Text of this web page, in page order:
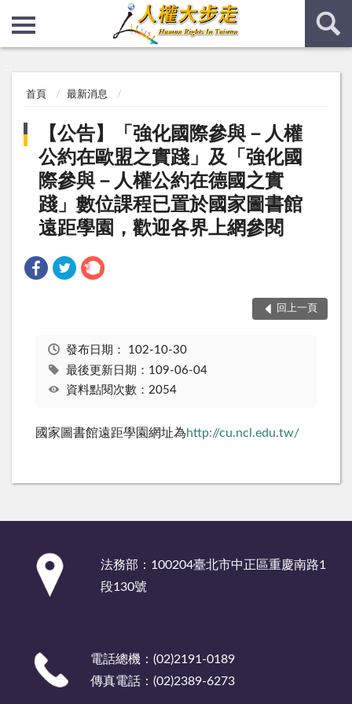
首頁 最新消息
【公告】「強化國際參與－人權
公約在歐盟之實踐」及「強化國
際參與－人權公約在德國之實
踐」數位課程已置於國家圖書館
遠距學園，歡迎各界上網參閱
回上一頁
發布日期： 102-10-30
最後更新日期：109-06-04
資料點閱次數：2054
國家圖書館遠距學園網址為http://cu.ncl.edu.tw/
法務部：100204臺北市中正區重慶南路1
段130號
電話總機：(02)2191-0189
傳真電話：(02)2389-6273